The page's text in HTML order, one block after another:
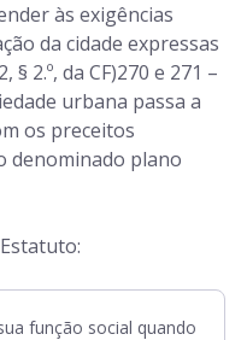
às exigências
da cidade expressas
2.º, da CF)270 e 271 –
urbana passa a
os preceitos
denominado plano
função social quando